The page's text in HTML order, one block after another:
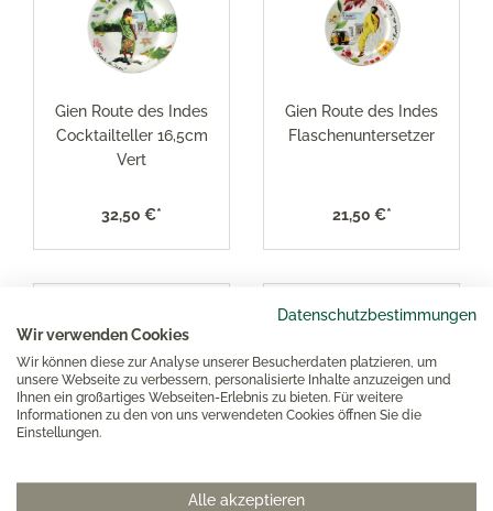
Datenschutzbestimmungen
Wir verwenden Cookies
Wir können diese zur Analyse unserer Besucherdaten platzieren, um
unsere Webseite zu verbessern, personalisierte Inhalte anzuzeigen und
Ihnen ein großartiges Webseiten-Erlebnis zu bieten. Für weitere
Informationen zu den von uns verwendeten Cookies öffnen Sie die
Einstellungen.
Alle akzeptieren
Gien Route des Indes
Cocktailteller 16,5cm
Vert
32,50 €*
Gien Route des Indes
Flaschenuntersetzer
21,50 €*
Königskuchenplatte
Kuchenplatte 30cm